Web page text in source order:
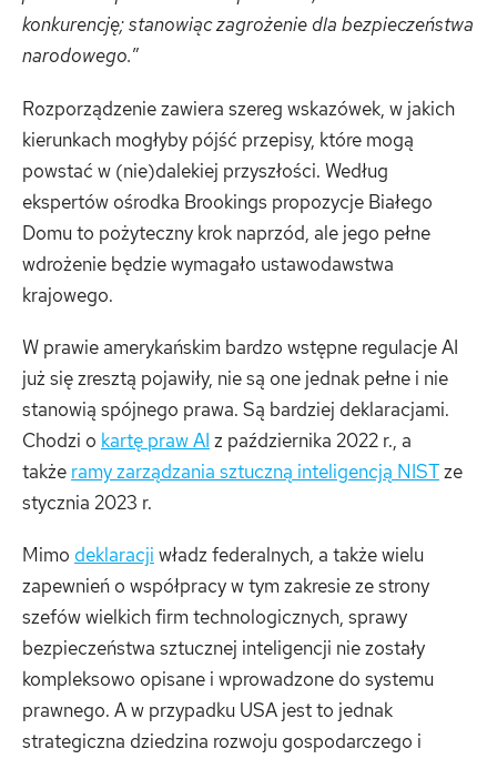
konkurencję; stanowiąc zagrożenie dla bezpieczeństwa
narodowego.”
Rozporządzenie zawiera szereg wskazówek, w jakich
kierunkach mogłyby pójść przepisy, które mogą
powstać w (nie)dalekiej przyszłości. Według
ekspertów ośrodka Brookings propozycje Białego
Domu to pożyteczny krok naprzód, ale jego pełne
wdrożenie będzie wymagało ustawodawstwa
krajowego.
W prawie amerykańskim bardzo wstępne regulacje AI
już się zresztą pojawiły, nie są one jednak pełne i nie
stanowią spójnego prawa. Są bardziej deklaracjami.
Chodzi o kartę praw AI z października 2022 r., a
także ramy zarządzania sztuczną inteligencją NISTze
stycznia 2023 r.
Mimo deklaracji władz federalnych, a także wielu
zapewnień o współpracy w tym zakresie ze strony
szefów wielkich firm technologicznych, sprawy
bezpieczeństwa sztucznej inteligencji nie zostały
kompleksowo opisane i wprowadzone do systemu
prawnego. A w przypadku USA jest to jednak
strategiczna dziedzina rozwoju gospodarczego i